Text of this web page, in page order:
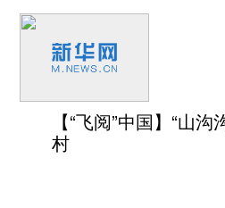
【“飞阅”中国】“山
村